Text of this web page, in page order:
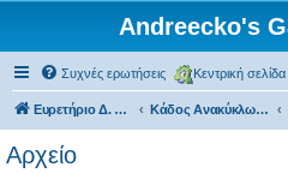
Andreecko's
Συχνές ερωτήσεις Κεντρική σελίδα
Ευρετήριο Δ. Συζήτησης Κάδος Ανακύκλωσης
Αρχείο